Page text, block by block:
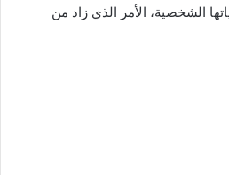
الشخصية، الأمر الذي زاد من